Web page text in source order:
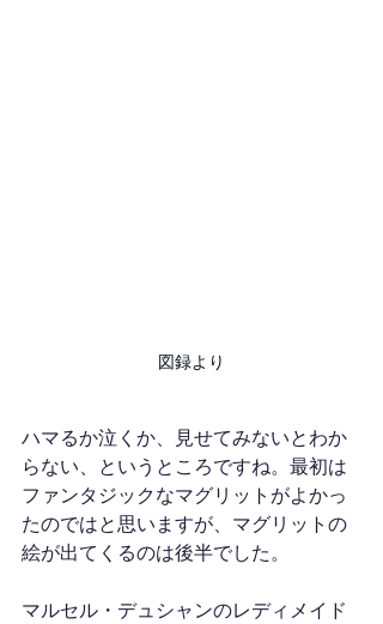
図録より
ハマるか泣くか、見せてみないとわか
らない、というところですね。最初は
ファンタジックなマグリットがよかっ
たのではと思いますが、マグリットの
絵が出てくるのは後半でした。
マルセル・デュシャンのレディメイド